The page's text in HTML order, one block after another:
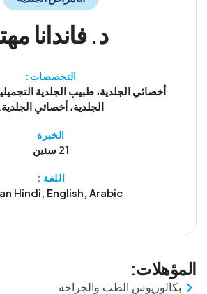
د. فاندانا
التخصصات:
أخصائي الجلدية، طبيب الجلدية
الجلدية، أخصائي الجلدية.
الخبرة
21 سنين
اللغة :
Hindi, English, Arabic
المؤهلات:
بكالوريوس الطب والجراحة